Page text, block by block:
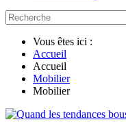
Vous êtes ici :
Accueil
Accueil
Mobilier
Mobilier